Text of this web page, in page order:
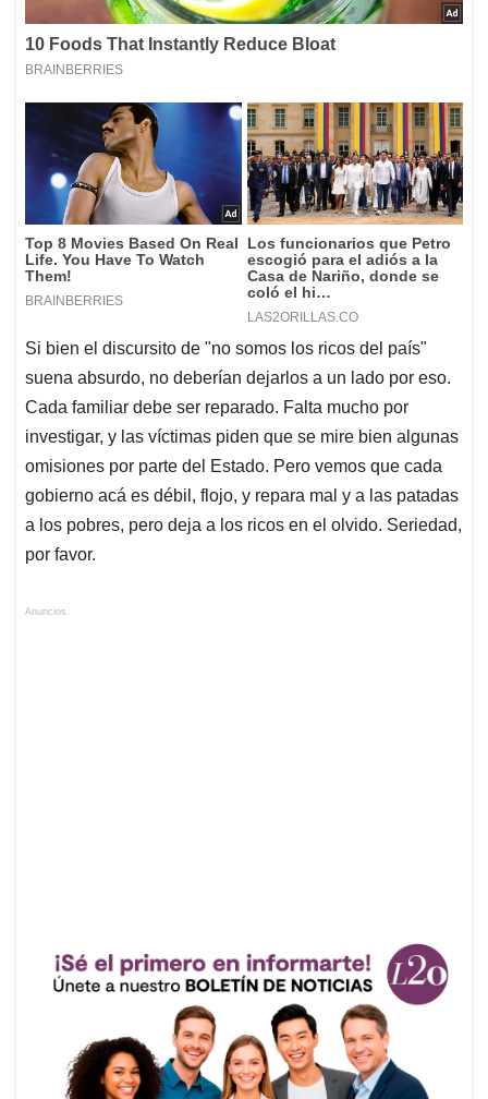
Si bien el discursito de "no somos los ricos del país"
suena absurdo, no deberían dejarlos a un lado por eso.
Cada familiar debe ser reparado. Falta mucho por
investigar, y las víctimas piden que se mire bien algunas
omisiones por parte del Estado. Pero vemos que cada
gobierno acá es débil, flojo, y repara mal y a las patadas
a los pobres, pero deja a los ricos en el olvido. Seriedad,
por favor.
Anuncios.